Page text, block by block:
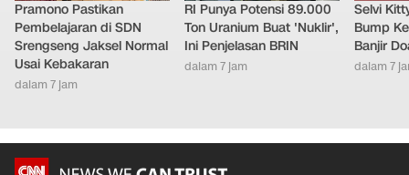
Pramono Pastikan
Pembelajaran di SDN
Srengseng Jaksel Normal
Usai Kebakaran
dalam 7 jam
RI Punya Potensi 89.000
Ton Uranium Buat 'Nuklir',
Ini Penjelasan BRIN
dalam 7 jam
Selvi
Bump
Banjir
dalam 7